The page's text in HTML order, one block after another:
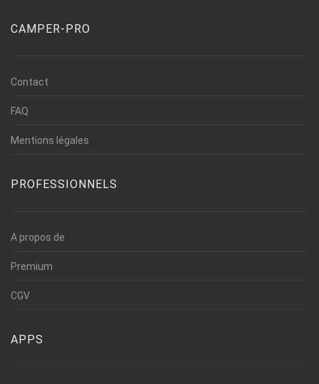
CAMPER-PRO
Contact
FAQ
Mentions légales
PROFESSIONNELS
A propos de
Premium
CGV
APPS